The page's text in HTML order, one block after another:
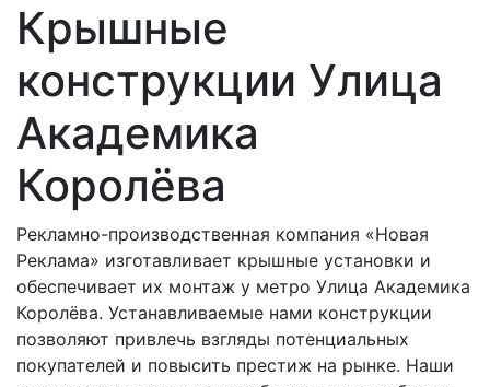
Крышные
конструкции Улица
Академика
Королёва
Рекламно-производственная компания «Новая
Реклама» изготавливает крышные установки и
обеспечивает их монтаж у метро Улица Академика
Королёва. Устанавливаемые нами конструкции
позволяют привлечь взгляды потенциальных
покупателей и повысить престиж на рынке. Наши